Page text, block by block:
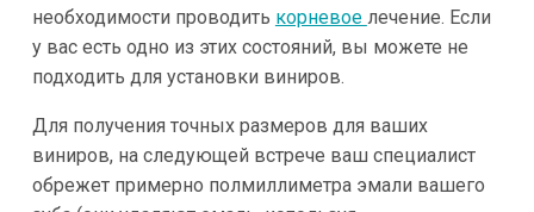
необходимости проводить корневое лечение. Если
у вас есть одно из этих состояний, вы можете не
подходить для установки виниров.
Для получения точных размеров для ваших
виниров, на следующей встрече ваш специалист
обрежет примерно полмиллиметра эмали вашего